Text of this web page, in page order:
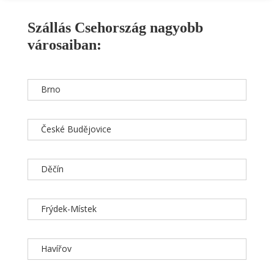
Szállás Csehország nagyobb
városaiban:
Brno
České Budějovice
Děčín
Frýdek-Místek
Havířov